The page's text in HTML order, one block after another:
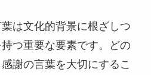
は文化的背景に根ざしつ
つ重要な要素です。どの
謝の言葉を大切にするこ